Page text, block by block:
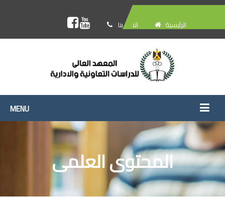
اتصل بنا الرئيسية
المحتوى العلمى